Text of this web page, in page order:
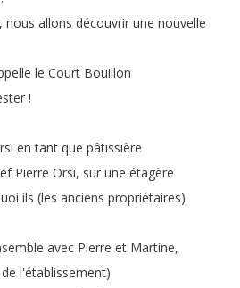
, nous allons découvrir une nouvelle
le Court Bouillon
!
en tant que pâtissière
Pierre Orsi, sur une étagère
ils (les anciens propriétaires)
avec Pierre et Martine,
de l'établissement)